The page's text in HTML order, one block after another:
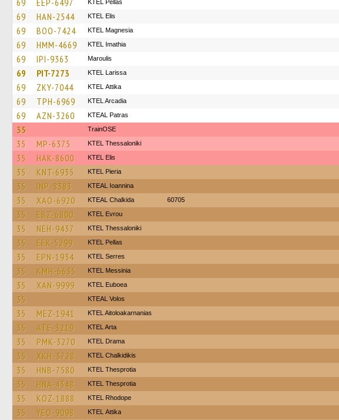
69 EEP-6497 KTEL Pellas
69 HAN-2544 KTEL Elis
69 BOO-7424 ΚΤΕL Magnesia
69 HMM-4669 KTEL Imathia
69 IPI-9363 Maroulis
69 PIT-7273 KTEL Larissa
69 ZKY-7044 KΤΕL Αttika
69 TPH-6969 KTEL Arcadia
69 AZN-3260 KTEAL Patras
35 TrainΟSE
35 MP-6375 KTEL Thessaloniki
35 HAK-8600 KTEL Elis
35 KNT-6935 KTEL Pieria
35 INP-8383 KTEAL Ioannina
35 XAO-6920 KTEAL Chalkida 60705
35 EBZ-6800 KTEL Evrou
35 NEH-9437 KTEL Thessaloniki
35 EEK-5299 KTEL Pellas
35 EPN-1934 KTEL Serres
35 KMH-6635 KTEL Messinia
35 XAN-9999 ΚΤΕL Euboea
35 KTEAL Volos
35 MEZ-1941 KTEL Aitoloakarnanias
35 ATE-3219 KTEL Arta
35 PMK-3270 KTEL Drama
35 XKH-3728 ΚΤΕL Chalkidikis
35 HNB-7580 KTEL Thesprotia
35 HNA-4348 KTEL Thesprotia
35 KOZ-1888 KTEL Rhodope
35 YEO-9098 KΤΕL Αttika